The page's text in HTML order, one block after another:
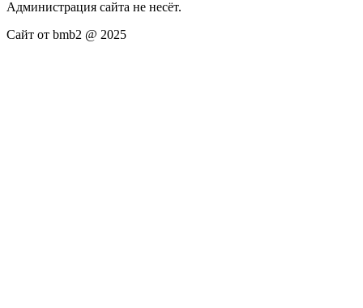
Администрация сайта не несёт.
Сайт от bmb2 @ 2025